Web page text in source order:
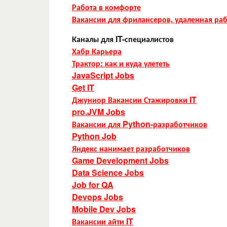
Работа в комфорте
Вакансии для фрилансеров, удаленная
Каналы для IT-специалистов
Хабр Карьера
Трактор: как и куда улететь
JavaScript Jobs
Get IT
Джуниор Вакансии Стажировки IT
pro.JVM Jobs
Вакансии для Python-разработчиков
Python Job
Яндекс нанимает разработчиков
Game Development Jobs
Data Science Jobs
Job for QA
Devops Jobs
Mobile Dev Jobs
Вакансии айти IT